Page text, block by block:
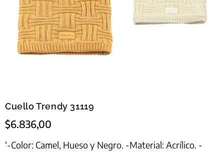
Cuello Trendy 31119
$6.836,00
‘-Color: Camel, Hueso y Negro. -Material: Acrílico. -